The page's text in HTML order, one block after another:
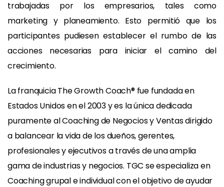
trabajadas por los empresarios, tales como
marketing y planeamiento. Esto permitió que los
participantes pudiesen establecer el rumbo de las
acciones necesarias para iniciar el camino del
crecimiento.
La franquicia The Growth Coach® fue fundada en
Estados Unidos en el 2003 y es la única dedicada
puramente al Coaching de Negocios y Ventas dirigido
a balancear la vida de los dueños, gerentes,
profesionales y ejecutivos a través de una amplia
gama de industrias y negocios. TGC se especializa en
Coaching grupal e individual con el objetivo de ayudar